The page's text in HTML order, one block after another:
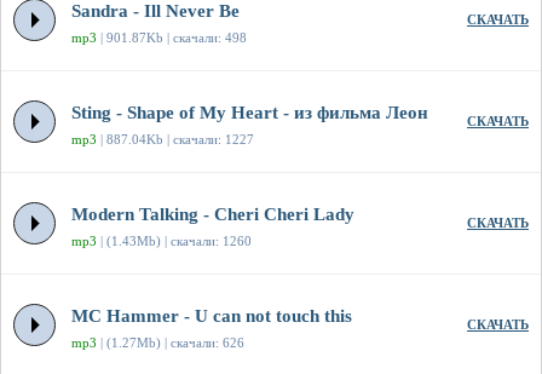
Sandra - Ill Never Be
mp3 | 901.87Kb | скачали: 498
СКАЧАТЬ
Sting - Shape of My Heart - из фильма Леон
mp3 | 887.04Kb | скачали: 1227
СКАЧАТЬ
Modern Talking - Cheri Cheri Lady
mp3 | (1.43Mb) | скачали: 1260
СКАЧАТЬ
MC Hammer - U can not touch this
mp3 | (1.27Mb) | скачали: 626
СКАЧАТЬ